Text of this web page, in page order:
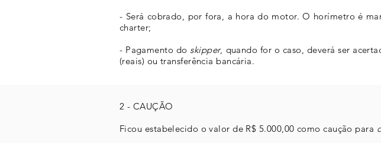
- Será cobrado, por fora, a hora do motor. O horímetro é
charter;
- Pagamento do skipper, quando for o caso, deverá ser
(reais) ou transferência bancária.
2 - CAUÇÃO
Ficou estabelecido o valor de R$ 5.000,00 como caução para